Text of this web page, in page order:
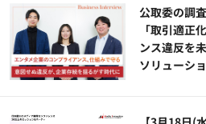
公​​取委の調
「取引適正
ンス違反を
ソリューシ